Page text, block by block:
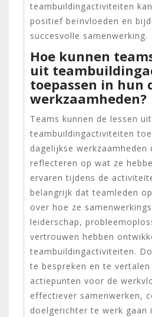
teambuildingactiviteiten
positief beïnvloeden en
succesvolle samenwerking.
Hoe kunnen
uit
toepassen in hun
werkzaamheden?
Teams kunnen de lessen uit
teambuildingactiviteiten
dagelijkse
reflecteren op wat ze
ervaren tijdens de
belangrijk dat teamleden
over hoe ze
leiderschap,
vertrouwen hebben
teambuildingactiviteiten.
te bespreken en te
actiepunten voor de
effectiever samenwerken,
doelgerichter te werk gaan